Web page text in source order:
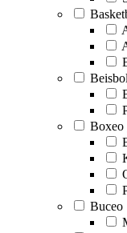
Beisbol
Boxeo
Buceo